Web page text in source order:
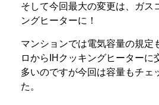
そして今回最大の変更は、ガス
ングヒーターに！
マンションでは電気容量の規定
ロからIHクッキングヒーターに
多いのですが今回は容量もチェ
た。